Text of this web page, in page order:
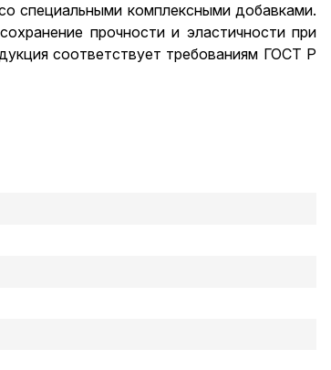
специальными комплексными добавками.
прочности и эластичности при
соответствует требованиям ГОСТ Р